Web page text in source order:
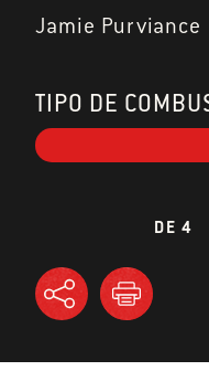
Jamie Purviance
TIPO DE
DE 4